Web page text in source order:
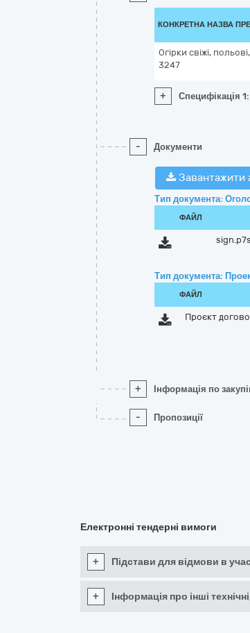
КОНКРЕТНА НАЗВА
Огірки свіжі,
3247
+ Специфікація
- Документи
Завантажити
Тип документа:
ФАЙЛ
sign.p7s
Тип документа:
ФАЙЛ
Проєкт
+ Інформація по
- Пропозиції
Електронні тендерні вимоги
+ Підстави для відмови в
+ Інформація про інші